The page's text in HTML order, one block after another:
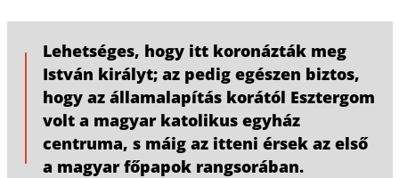
Lehetséges, hogy itt koronázták meg
István királyt; az pedig egészen biztos,
hogy az államalapítás korától Esztergom
volt a magyar katolikus egyház
centruma, s máig az itteni érsek az első
a magyar főpapok rangsorában.